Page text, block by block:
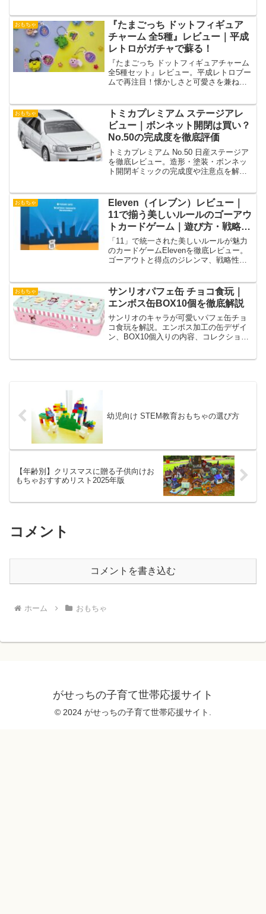
おもちゃ
『たまごっち ドットフィギュア
チャーム 全5種』レビュー｜平成
レトロがガチャで蘇る！
『たまごっち ドットフィギュアチャーム
全5種セット』レビュー。平成レトロブー
ムで再注目！懐かしさと可愛さを兼ね備
おもちゃ
トミカプレミアム ステージアレ
ビュー｜ボンネット開閉は買い？
No.50の完成度を徹底評価
トミカプレミアム No.50 日産ステージア
を徹底レビュー。造形・塗装・ボンネッ
ト開閉ギミックの完成度や注意点を解説
おもちゃ
Eleven（イレブン）レビュー｜
11で揃う美しいルールのゴーアウ
トカードゲーム｜遊び方・戦略・
評価を徹底解説
「11」で統一された美しいルールが魅力
のカードゲームElevenを徹底レビュー。
ゴーアウトと得点のジレンマ、戦略性や
おもちゃ
サンリオパフェ缶 チョコ食玩｜
エンボス缶BOX10個を徹底解説
サンリオのキャラが可愛いパフェ缶チョ
コ食玩を解説。エンボス加工の缶デザイ
ン、BOX10個入りの内容、コレクション
幼児向け STEM教育おもちゃの選び方
【年齢別】クリスマスに贈る子供向けお
もちゃおすすめリスト2025年版
コメント
コメントを書き込む
ホーム おもちゃ
がせっちの子育て世帯応援サイト
© 2024 がせっちの子育て世帯応援サイト.